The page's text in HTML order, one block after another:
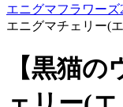
エニグマフラワー
エニグマチェリー(
【黒猫